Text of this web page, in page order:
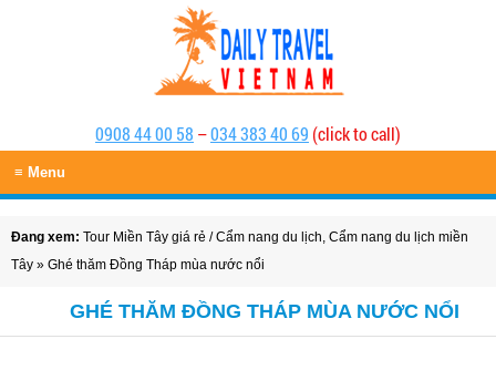
0908 44 00 58 –034 383 40 69 (click to call)
≡ Menu
Đang xem: Tour Miền Tây giá rẻ /Cẩm nang du lịch, Cẩm nang du lịch miền
Tây » Ghé thăm Đồng Tháp mùa nước nổi
GHÉ THĂM ĐỒNG THÁP MÙA NƯỚC NỔI